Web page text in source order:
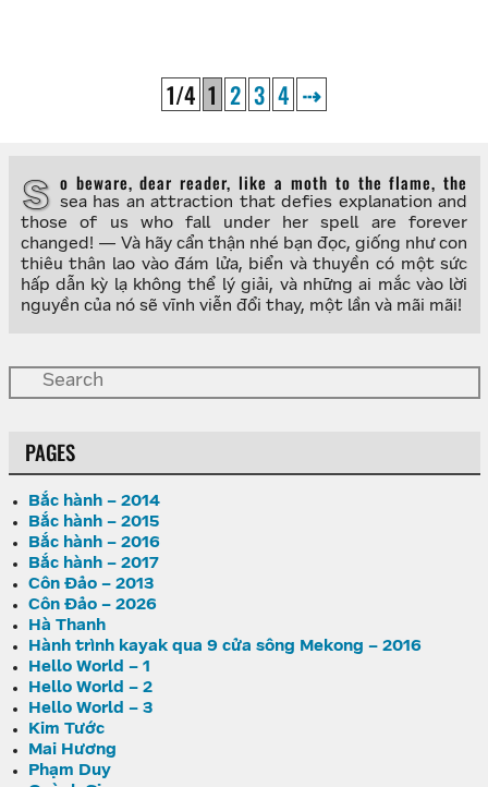
1/4 1 2 3 4 ⇢
So beware, dear reader, like a moth to the flame, the
sea has an attraction that defies explanation and
those of us who fall under her spell are forever
changed! — Và hãy cẩn thận nhé bạn đọc, giống như con
thiêu thân lao vào đám lửa, biển và thuyền có một sức
hấp dẫn kỳ lạ không thể lý giải, và những ai mắc vào lời
nguyền của nó sẽ vĩnh viễn đổi thay, một lần và mãi mãi!
PAGES
Bắc hành – 2014
Bắc hành – 2015
Bắc hành – 2016
Bắc hành – 2017
Côn Đảo – 2013
Côn Đảo – 2026
Hà Thanh
Hành trình kayak qua 9 cửa sông Mekong – 2016
Hello World – 1
Hello World – 2
Hello World – 3
Kim Tước
Mai Hương
Phạm Duy